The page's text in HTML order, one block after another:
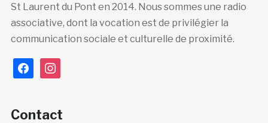
St Laurent du Pont en 2014. Nous sommes une radio
associative, dont la vocation est de privilégier la
communication sociale et culturelle de proximité.
facebookinstagram
Contact